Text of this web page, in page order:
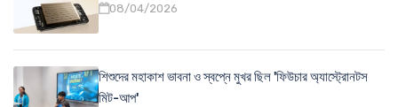
08/04/2026
শিশুদের মহাকাশ ভাবনা ও স্বপ্নে মুখর ছিল 'ফিউচার অ্যাস্ট্রোনটস
মিট-আপ'